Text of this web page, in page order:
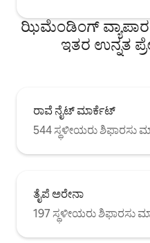
ಮಾರ್ಗಗಳ ಸಂಧಿಸುವ
ನಿಲ್ದಾಣದಿಂದ ಬದಲಾಯಿಸಲು
ನಿಲ್ದಾಣದ ಅಂತರವಿದೆ. 🌐
ಸೇವೆಗಳು: • ಮೊಬೈಲ್ ಇಂಟರ್ನೆಟ್:
ಝಿಮೆಂಡಿಂಗ್ ವ್ಯಾಪಾರ
ಇತರ ಉನ್ನತ
ರಾವೆ ನೈಟ್ ಮಾರ್ಕೆಟ್
544 ಸ್ಥಳೀಯರು ಶಿಫಾರಸು
ತೈಪೆ ಅರೇನಾ
197 ಸ್ಥಳೀಯರು ಶಿಫಾರಸು